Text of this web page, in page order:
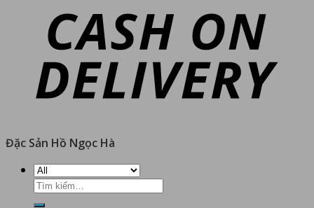
Đặc Sản Hồ Ngọc Hà